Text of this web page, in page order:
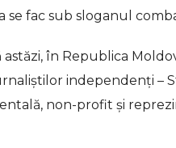
se fac sub sloganul
astăzi, în Republica
independenți –
non-profit și